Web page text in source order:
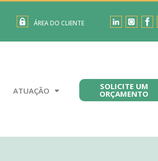
ÁREA DO CLIENTE
ATUAÇÃO SOLICITE UM
ORÇAMENTO